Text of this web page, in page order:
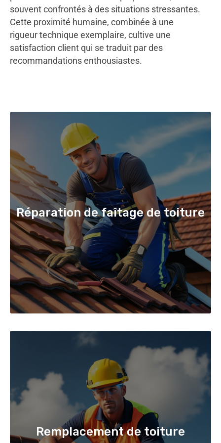
souvent confrontés à des situations stressantes.
Cette proximité humaine, combinée à une
rigueur technique exemplaire, cultive une
satisfaction client qui se traduit par des
recommandations enthousiastes.
Réparation de faîtage de toiture
Remplacement de toiture